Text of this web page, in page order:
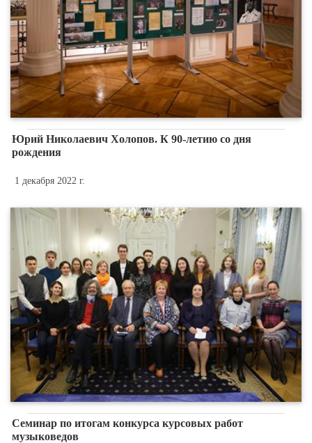
Юрий Николаевич Холопов. К 90-летию со дня
рождения
1 декабря 2022 г.
Семинар по итогам конкурса курсовых работ
музыковедов